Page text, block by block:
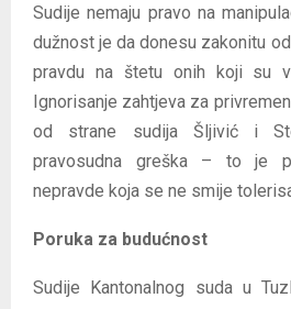
Sudije nemaju pravo na
dužnost je da donesu zakonitu
pravdu na štetu onih koji su
Ignorisanje zahtjeva za
od strane sudija Šljivić i
pravosudna greška – to je
nepravde koja se ne smije
Poruka za budućnost
Sudije Kantonalnog suda u